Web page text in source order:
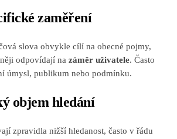
zaměření
slova obvykle cílí na obecné pojmy,
odpovídají nazáměr uživatele. Často
úmysl, publikum nebo podmínku.
objem hledání
zpravidla nižší hledanost, často v řádu